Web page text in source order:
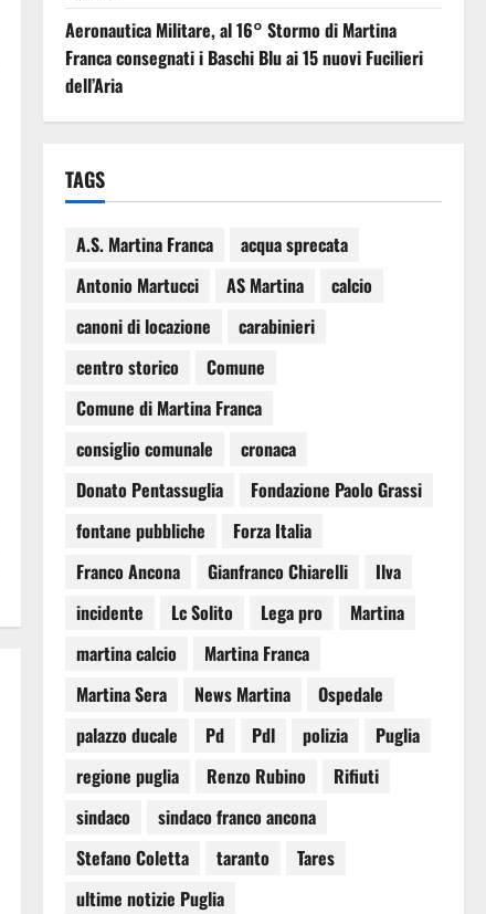
Aeronautica Militare, al 16° Stormo di Martina
Franca consegnati i Baschi Blu ai 15 nuovi Fucilieri
dell’Aria
TAGS
A.S. Martina Franca
acqua sprecata
Antonio Martucci
AS Martina
calcio
canoni di locazione
carabinieri
centro storico
Comune
Comune di Martina Franca
consiglio comunale
cronaca
Donato Pentassuglia
Fondazione Paolo Grassi
fontane pubbliche
Forza Italia
Franco Ancona
Gianfranco Chiarelli
Ilva
incidente
Lc Solito Lega pro
Martina
martina calcio
Martina Franca
Martina Sera
News Martina
Ospedale
palazzo ducale
Pd Pdl polizia
Puglia
regione puglia
Renzo Rubino
Rifiuti
sindaco
sindaco franco ancona
Stefano Coletta
taranto
Tares
ultime notizie Puglia